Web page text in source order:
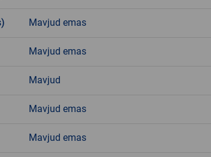
Mavjud emas
Mavjud emas
Mavjud
Mavjud emas
Mavjud emas